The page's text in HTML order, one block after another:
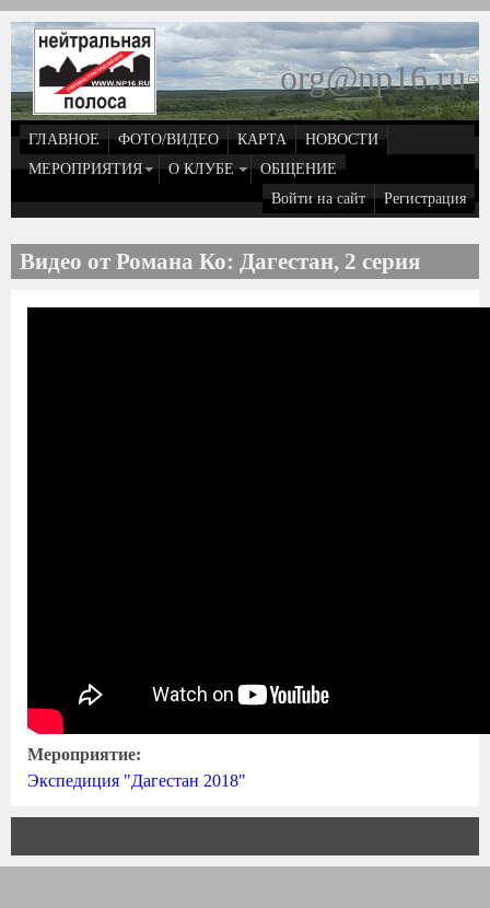
Перейти к основному содержанию
org@np16.ru
ГЛАВНОЕ ФОТО/ВИДЕО КАРТА
НОВОСТИ
МЕРОПРИЯТИЯ
О КЛУБЕ
ОБЩЕНИЕ
Войти на сайт
Регистрация
Видео от Романа Ко: Дагестан, 2 серия
Мероприятие:
Экспедиция "Дагестан 2018"